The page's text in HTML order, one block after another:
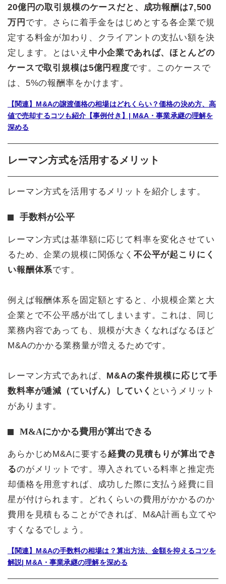
20億円の取引規模のケースだと、成功報酬は7,500
万円 です。さらに着手金をはじめとする各企業で規
定する料金が加わり、クライアントの支払い額を決
定します。とはいえ 中小企業であれば、ほとんどの
ケースで取引規模は5億円程度です。このケースで
は、5%の報酬率をかけます。
【関連】M&Aの譲渡価格の相場はどれくらい？価格の決め方、高
値で売却するコツも紹介【事例付き】| M&A・事業承継の理解を
深める
レーマン方式を活用するメリット
レーマン方式を活用するメリットを紹介します。
手数料が公平
レーマン方式は基準額に応じて料率を変化させてい
るため、企業の規模に関係なく 不公平が起こりにく
い報酬体系です。
例えば報酬体系を固定額とすると、小規模企業と大
企業とで不公平感が出てしまいます。これは、同じ
業務内容であっても、規模が大きくなればなるほど
M&Aのかかる業務量が増えるためです。
レーマン方式であれば、
M&Aの案件規模に応じて手
数料率が逓減（ていげん）していく というメリット
があります。
M&Aにかかる費用が算出できる
あらかじめM&Aに要する経費の見積もりが算出でき
るのがメリットです。導入されている料率と推定売
却価格を用意すれば、成功した際に支払う経費に目
星が付けられます。どれくらいの費用がかかるのか
費用を見積もることができれば、M&A計画も立てや
すくなるでしょう。
【関連】M&Aの手数料の相場は？算出方法、金額を抑えるコツを
解説| M&A・事業承継の理解を深める